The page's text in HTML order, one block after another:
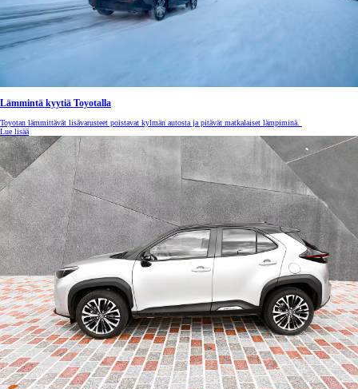
Lämmintä kyytiä Toyotalla
Toyotan lämmittävät lisävarusteet poistavat kylmän autosta ja pitävät matkalaiset lämpiminä.
Lue lisää